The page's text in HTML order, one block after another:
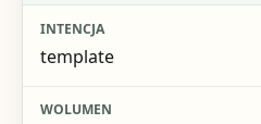
Intencja
Wolumen
template